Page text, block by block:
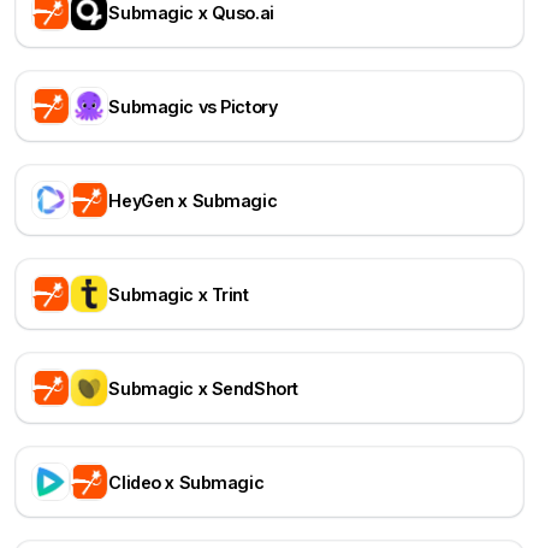
Submagic x Quso.ai
Submagic vs Pictory
HeyGen x Submagic
Submagic x Trint
Submagic x SendShort
Clideo x Submagic